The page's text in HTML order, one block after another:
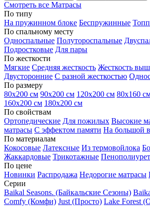
Смотреть все Матрасы
По типу
На пружинном блоке Беспружинные
По спальному месту
Односпальные Полутороспальные
Подростковые Для пары
По жесткости
Мягкие Средняя жесткость Жесткость
Двусторонние С разной жесткостью
По размеру
80х200 см 90х200 см 120х200 см 80х160
160х200 см 180х200 см
По свойствам
Ортопедические Для пожилых Высокие
матрасы С эффектом памяти На большой
По материалам
Кокосовые Латексные Из термовойлока
Жаккардовые Трикотажные
По цене
Новинки Распродажа Недорогие матрасы
Серии
Baikal Seasons. (Байкальские Сезоны)
Comfy (Комфи) Just (Просто) Lake Forest